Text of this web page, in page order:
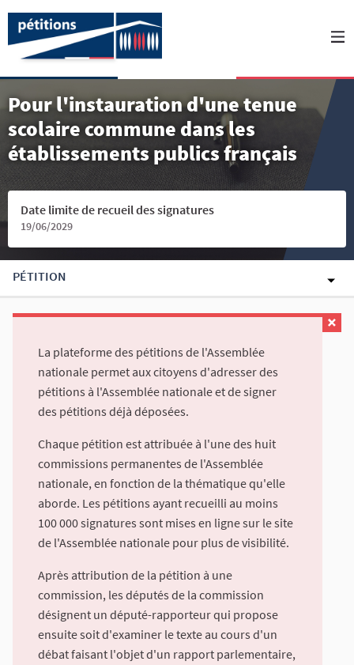
Pour l'instauration d'une tenue
scolaire commune dans les
établissements publics français
Date limite de recueil des signatures
19/06/2029
PÉTITION
La plateforme des pétitions de l'Assemblée
nationale permet aux citoyens d'adresser des
pétitions à l'Assemblée nationale et de signer
des pétitions déjà déposées.
Chaque pétition est attribuée à l'une des huit
commissions permanentes de l'Assemblée
nationale, en fonction de la thématique qu'elle
aborde. Les pétitions ayant recueilli au moins
100 000 signatures sont mises en ligne sur le site
de l'Assemblée nationale pour plus de visibilité.
Après attribution de la pétition à une
commission, les députés de la commission
désignent un député-rapporteur qui propose
ensuite soit d'examiner le texte au cours d'un
débat faisant l'objet d'un rapport parlementaire,